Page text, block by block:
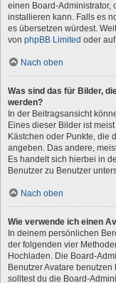
einen Board-Administrator,
installieren kann. Falls es
es übersetzen würdest.
von phpBB Limited oder auf
Nach oben
Was sind das für Bilder,
werden?
In der Beitragsansicht
Eines dieser Bilder ist
Kästchen oder Punkte, die
angeben. Das andere,
Es handelt sich hierbei in
Benutzer zu Benutzer
Nach oben
Wie verwende ich einen
In deinem persönlichen
der folgenden vier
Hochladen. Die Board-
Benutzer Avatare
solltest du die Board-